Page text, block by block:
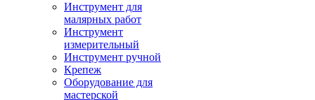
Инструмент для
малярных работ
Инструмент
измерительный
Инструмент ручной
Крепеж
Оборудование для
мастерской